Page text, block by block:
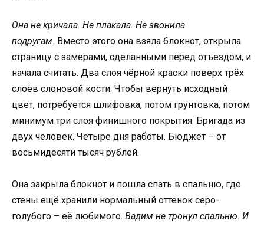
Она не кричала. Не плакала. Не звонила
подругам. Вместо этого она взяла блокнот, открыла
страницу с замерами, сделанными перед отъездом, и
начала считать. Два слоя чёрной краски поверх трёх
слоёв слоновой кости. Чтобы вернуть исходный
цвет, потребуется шлифовка, потом грунтовка, потом
минимум три слоя финишного покрытия. Бригада из
двух человек. Четыре дня работы. Бюджет – от
восьмидесяти тысяч рублей.
Она закрыла блокнот и пошла спать в спальню, где
стены ещё хранили нормальный оттенок серо-
голубого – её любимого. Вадим не тронул спальню. И